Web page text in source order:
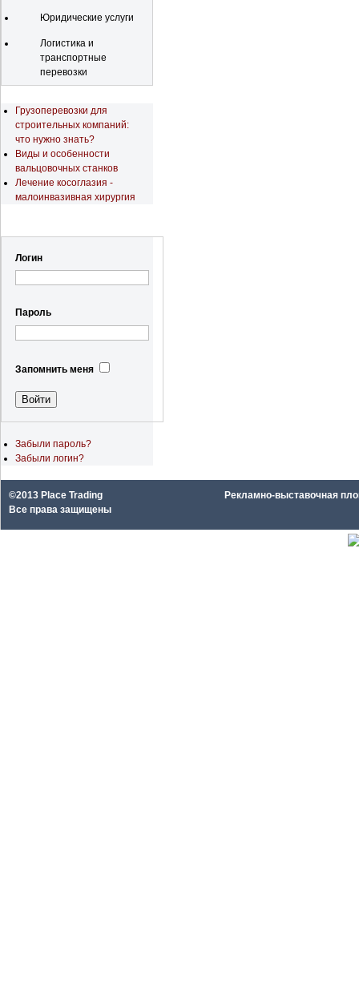
Юридические услуги
Логистика и
транспортные
перевозки
Грузоперевозки для
строительных компаний:
что нужно знать?
Виды и особенности
вальцовочных станков
Лечение косоглазия -
малоинвазивная хирургия
Логин
Пароль
Запомнить меня
Забыли пароль?
Забыли логин?
©2013 Place Trading
Все права защищены
Рекламно-выставочная